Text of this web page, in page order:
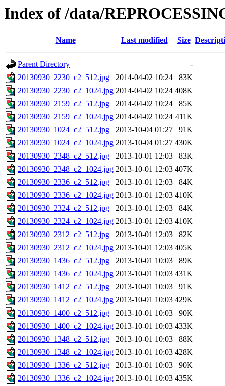
Index of /data/
Name Last modified Size
Parent Directory
-
20130930_2230_c2_512.jpg
2014-04-02 10:24
83K
20130930_2230_c2_1024.jpg 2014-04-02 10:24 408K
20130930_2159_c2_512.jpg
2014-04-02 10:24
85K
20130930_2159_c2_1024.jpg 2014-04-02 10:24 411K
20130930_1024_c2_512.jpg
2013-10-04 01:27
91K
20130930_1024_c2_1024.jpg 2013-10-04 01:27 430K
20130930_2348_c2_512.jpg
2013-10-01 12:03
83K
20130930_2348_c2_1024.jpg 2013-10-01 12:03 407K
20130930_2336_c2_512.jpg
2013-10-01 12:03
84K
20130930_2336_c2_1024.jpg 2013-10-01 12:03 410K
20130930_2324_c2_512.jpg
2013-10-01 12:03
84K
20130930_2324_c2_1024.jpg 2013-10-01 12:03 410K
20130930_2312_c2_512.jpg
2013-10-01 12:03
82K
20130930_2312_c2_1024.jpg 2013-10-01 12:03 405K
20130930_1436_c2_512.jpg
2013-10-01 10:03
89K
20130930_1436_c2_1024.jpg 2013-10-01 10:03 431K
20130930_1412_c2_512.jpg
2013-10-01 10:03
91K
20130930_1412_c2_1024.jpg 2013-10-01 10:03 429K
20130930_1400_c2_512.jpg
2013-10-01 10:03
90K
20130930_1400_c2_1024.jpg 2013-10-01 10:03 433K
20130930_1348_c2_512.jpg
2013-10-01 10:03
88K
20130930_1348_c2_1024.jpg 2013-10-01 10:03 428K
20130930_1336_c2_512.jpg
2013-10-01 10:03
90K
20130930_1336_c2_1024.jpg 2013-10-01 10:03 435K